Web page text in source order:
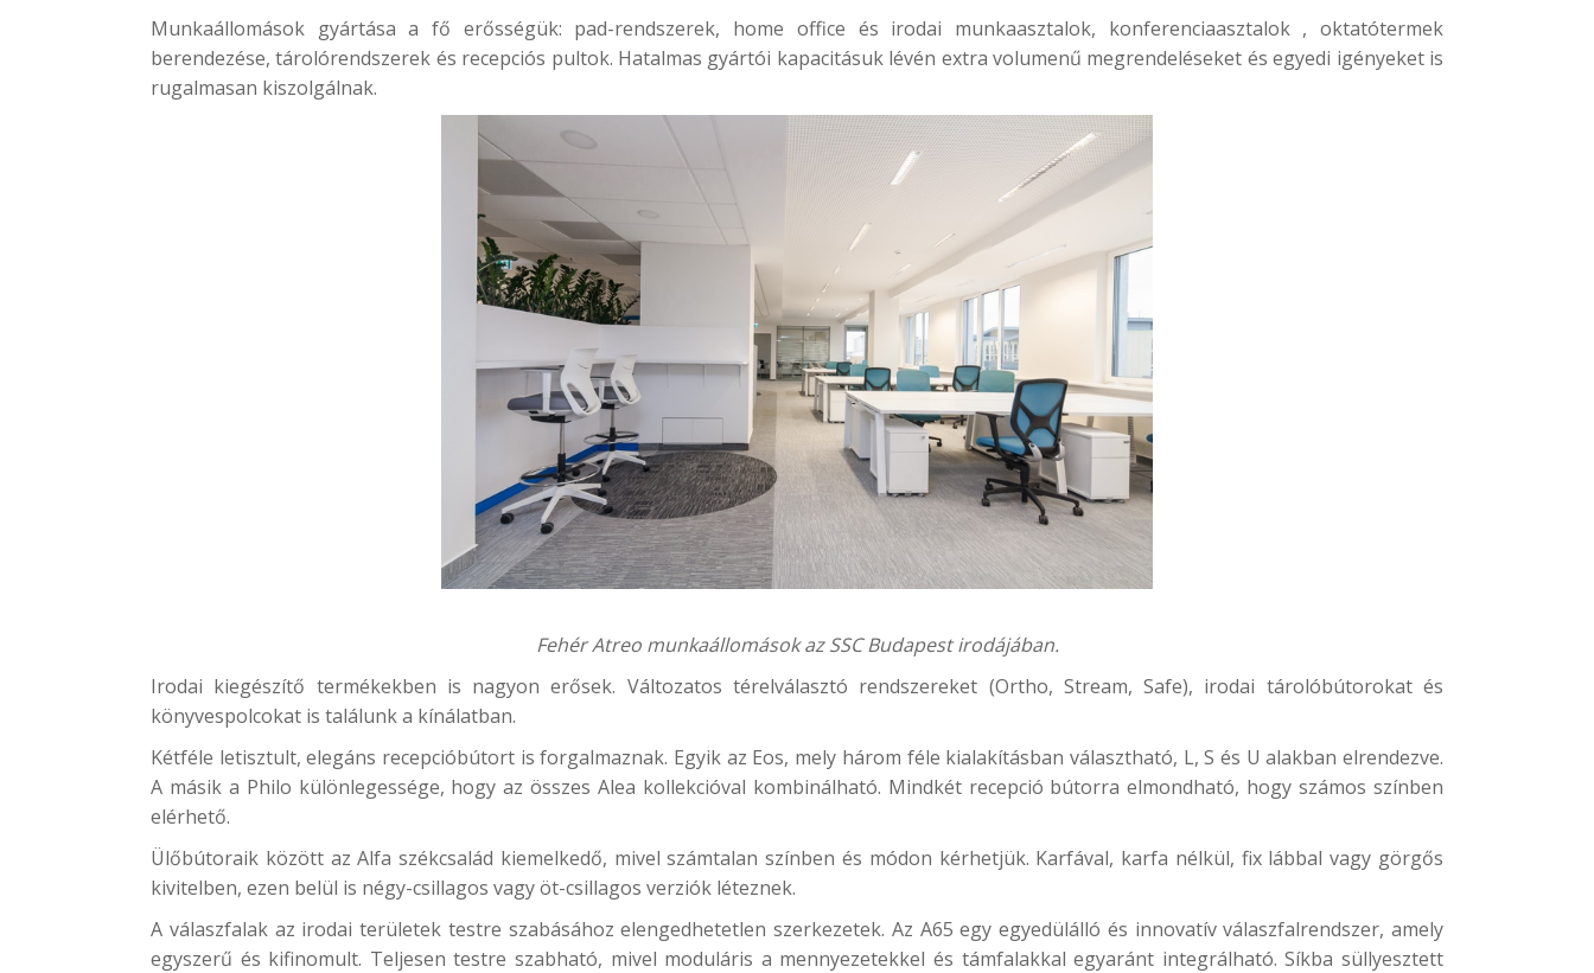
Munkaállomások gyártása a fő erősségük: pad-rendszerek, home office és irodai munkaasztalok, konferenciaasztalok , oktatótermek
berendezése, tárolórendszerek és recepciós pultok. Hatalmas gyártói kapacitásuk lévén extra volumenű megrendeléseket és egyedi igényeket is
rugalmasan kiszolgálnak.
Fehér Atreo munkaállomások az SSC Budapest irodájában.
Irodai kiegészítő termékekben is nagyon erősek. Változatos térelválasztó rendszereket (Ortho, Stream, Safe), irodai tárolóbútorokat és
könyvespolcokat is találunk a kínálatban.
Kétféle letisztult, elegáns recepcióbútort is forgalmaznak. Egyik az Eos, mely három féle kialakításban választható, L, S és U alakban elrendezve.
A másik a Philo különlegessége, hogy az összes Alea kollekcióval kombinálható. Mindkét recepció bútorra elmondható, hogy számos színben
elérhető.
Ülőbútoraik között az Alfa székcsalád kiemelkedő, mivel számtalan színben és módon kérhetjük. Karfával, karfa nélkül, fix lábbal vagy görgős
kivitelben, ezen belül is négy-csillagos vagy öt-csillagos verziók léteznek.
A válaszfalak az irodai területek testre szabásához elengedhetetlen szerkezetek. Az A65 egy egyedülálló és innovatív válaszfalrendszer, amely
egyszerű és kifinomult. Teljesen testre szabható, mivel moduláris a mennyezetekkel és támfalakkal egyaránt integrálható. Síkba süllyesztett